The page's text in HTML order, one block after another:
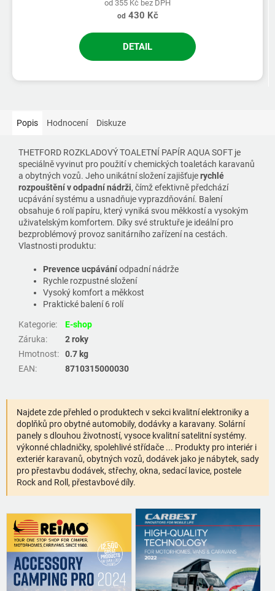
od 355 Kč bez DPH
od 430 Kč
DETAIL
Popis Hodnocení Diskuze
THETFORD ROZKLADOVÝ TOALETNÍ PAPÍR AQUA SOFT je
speciálně vyvinut pro použití v chemických toaletách karavanů
a obytných vozů. Jeho unikátní složení zajišťujerychlé
rozpouštění v odpadní nádrži, čímž efektivně předchází
ucpávání systému a usnadňuje vyprazdňování. Balení
obsahuje 6 rolí papíru, který vyniká svou měkkostí a vysokým
uživatelským komfortem. Díky své struktuře je ideální pro
bezproblémový provoz sanitárního zařízení na cestách.
Vlastnosti produktu:
Prevence ucpáváníodpadní nádrže
Rychle rozpustné složení
Vysoký komfort a měkkost
Praktické balení 6 rolí
Kategorie:
E-shop
Záruka:
2 roky
Hmotnost:
0.7 kg
EAN: 8710315000030
Najdete zde přehled o produktech v sekci kvalitní elektroniky a
doplňků pro obytné automobily, dodávky a karavany. Solární
panely s dlouhou životností, vysoce kvalitní satelitní systémy.
výkonné chladničky, spolehlivé střídače ... Produkty pro interiér i
exteriér karavanů, obytných vozů, dodávek jako je nábytek, sady
pro přestavbu dodávek, střechy, okna, sedací lavice, postele
Rock and Roll, přestavbové díly.